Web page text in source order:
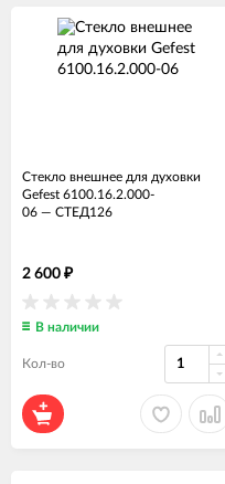
Стекло внешнее для духовки
Gefest 6100.16.2.000-
06 — СТЕД126
2 600 ₽
В наличии
Кол-во